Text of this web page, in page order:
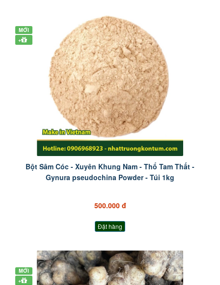
MỚI
+
Bột Sâm Cóc - Xuyên Khung Nam - Thổ Tam Thất -
Gynura pseudochina Powder - Túi 1kg
500.000 đ
Đặt hàng
MỚI
+